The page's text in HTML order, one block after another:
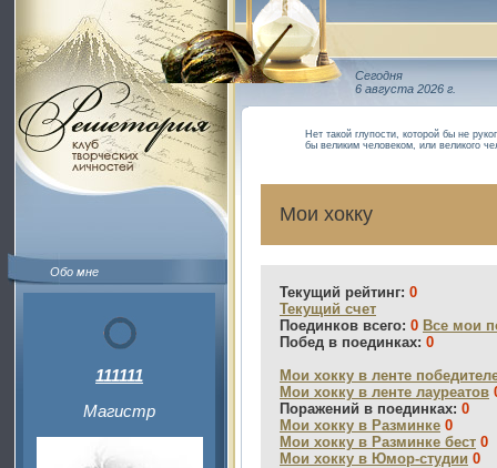
Обо мне
111111
Магистр
Сегодня
6 августа 2026 г.
Нет такой глупости, которой бы не
бы великим человеком, или великого
Мои хокку
Текущий рейтинг: 0
Текущий счет
Поединков всего: 0 Все мои
Побед в поединках: 0
Мои хокку в ленте
Мои хокку в ленте лауреатов
Поражений в поединках: 0
Мои хокку в Разминке 0
Мои хокку в Разминке бест 0
Мои хокку в Юмор-студии 0